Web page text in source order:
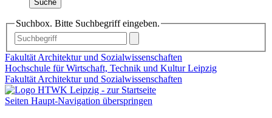
Suche
Suchbox. Bitte Suchbegriff eingeben.
Fakultät Architektur und Sozialwissenschaften
Hochschule für Wirtschaft, Technik und Kultur Leipzig
Fakultät Architektur und Sozialwissenschaften
Seiten Haupt-Navigation überspringen